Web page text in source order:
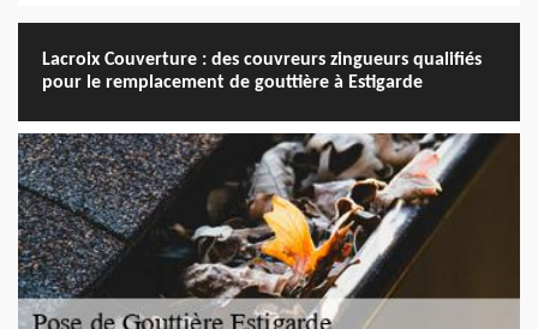
Lacroix Couverture : des couvreurs zingueurs qualifiés
pour le remplacement de gouttière à Estigarde